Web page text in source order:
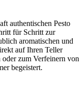
authentischen Pesto
für Schritt zur
aromatischen und
auf Ihren Teller
oder zum Verfeinern von
begeistert.